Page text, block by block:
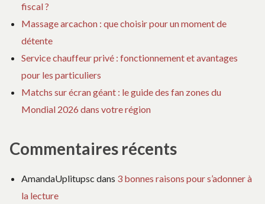
fiscal ?
Massage arcachon : que choisir pour un moment de
détente
Service chauffeur privé : fonctionnement et avantages
pour les particuliers
Matchs sur écran géant : le guide des fan zones du
Mondial 2026 dans votre région
Commentaires récents
AmandaUplitupsc dans 3 bonnes raisons pour s’adonner à
la lecture